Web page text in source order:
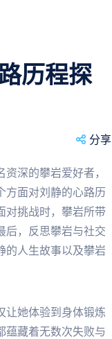
历程探
分享
深的攀岩爱好者，
方面对刘静的心路历
对挑战时，攀岩所带
后，反思攀岩与社交
的人生故事以及攀岩
让她体验到身体锻炼
蕴藏着无数次失败与